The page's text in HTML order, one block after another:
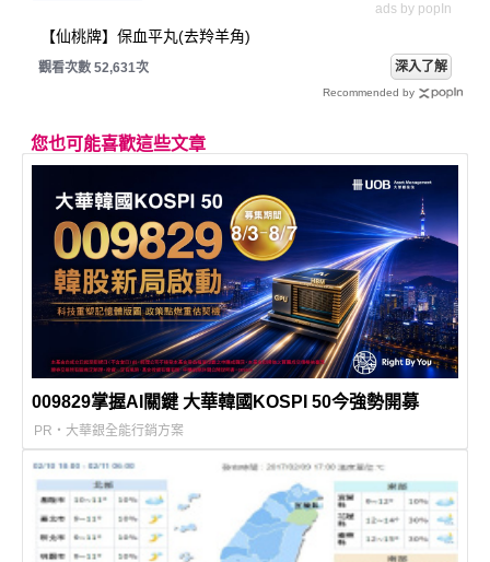
ads by popIn
【仙桃牌】保血平丸(去羚羊角)
觀看次數 52,631次 深入了解
Recommended by
您也可能喜歡這些文章
009829掌握AI關鍵 大華韓國KOSPI 50今強勢開募
PR・大華銀全能行銷方案